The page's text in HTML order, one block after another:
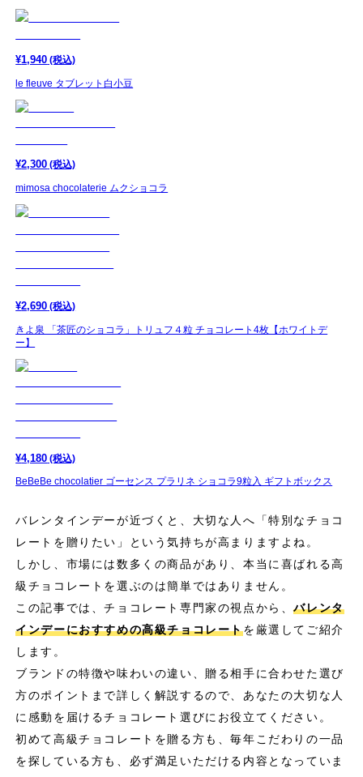
¥1,940 (税込)
le fleuve タブレット白小豆
¥2,300 (税込)
mimosa chocolaterie ムクショコラ
¥2,690 (税込)
きよ泉 「茶匠のショコラ」トリュフ４粒 チョコレート4枚【ホワイトデ
ー】
¥4,180 (税込)
BeBeBe chocolatier ゴーセンス プラリネ ショコラ9粒入 ギフトボックス
バレンタインデーが近づくと、大切な人へ「特別なチョコ
レートを贈りたい」という気持ちが高まりますよね。
しかし、市場には数多くの商品があり、本当に喜ばれる高
級チョコレートを選ぶのは簡単ではありません。
この記事では、チョコレート専門家の視点から、バレンタ
インデーにおすすめの高級チョコレートを厳選してご紹介
します。
ブランドの特徴や味わいの違い、贈る相手に合わせた選び
方のポイントまで詳しく解説するので、あなたの大切な人
に感動を届けるチョコレート選びにお役立てください。
初めて高級チョコレートを贈る方も、毎年こだわりの一品
を探している方も、必ず満足いただける内容となっていま